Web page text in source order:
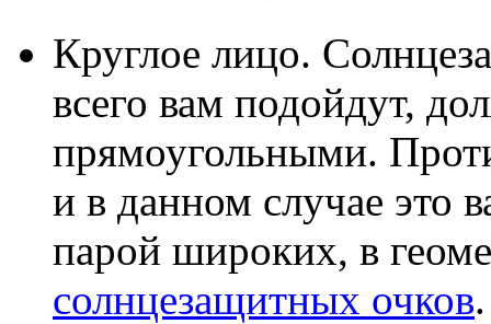
Круглое лицо.
всего вам подойдут,
прямоугольными.
и в данном случае это
парой широких, в
солнцезащитных очков.